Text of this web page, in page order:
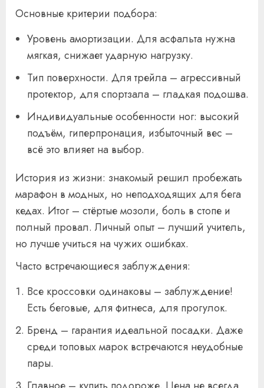
Основные критерии подбора:
Уровень амортизации. Для асфальта нужна
мягкая, снижает ударную нагрузку.
Тип поверхности. Для трейла – агрессивный
протектор, для спортзала – гладкая подошва.
Индивидуальные особенности ног: высокий
подъём, гиперпронация, избыточный вес –
всё это влияет на выбор.
История из жизни: знакомый решил пробежать
марафон в модных, но неподходящих для бега
кедах. Итог – стёртые мозоли, боль в стопе и
полный провал. Личный опыт – лучший учитель,
но лучше учиться на чужих ошибках.
Часто встречающиеся заблуждения:
Все кроссовки одинаковы – заблуждение!
Есть беговые, для фитнеса, для прогулок.
Бренд – гарантия идеальной посадки. Даже
среди топовых марок встречаются неудобные
пары.